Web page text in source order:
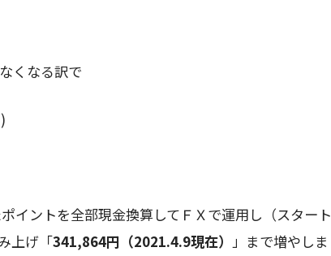
くなる訳で
イントを全部現金換算してＦＸで運用し（スタート
上げ「341,864円（2021.4.9現在） 」まで増やしま